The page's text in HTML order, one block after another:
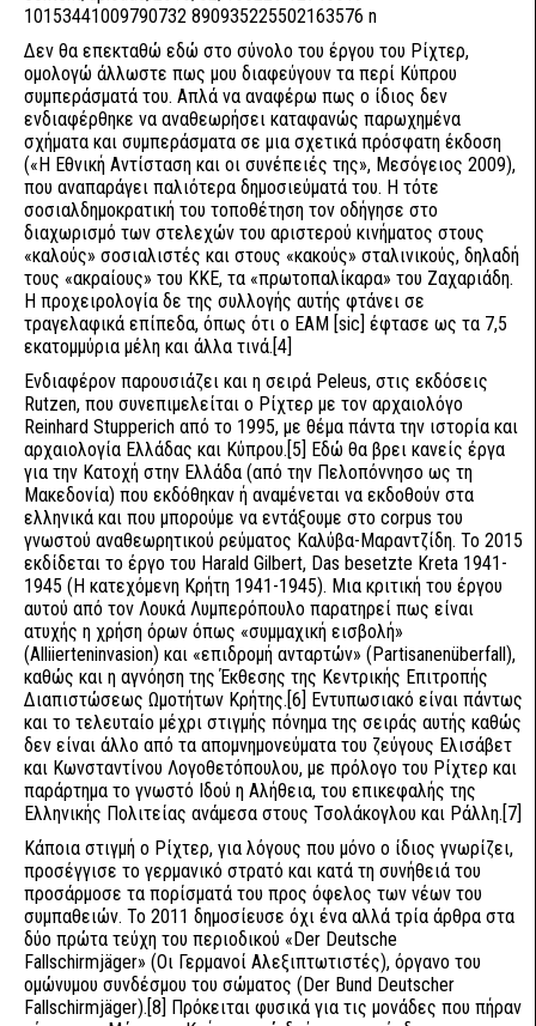
Δεν θα επεκταθώ εδώ στο σύνολο του έργου του Ρίχτερ,
ομολογώ άλλωστε πως μου διαφεύγουν τα περί Κύπρου
συμπεράσματά του. Απλά να αναφέρω πως ο ίδιος δεν
ενδιαφέρθηκε να αναθεωρήσει καταφανώς παρωχημένα
σχήματα και συμπεράσματα σε μια σχετικά πρόσφατη έκδοση
(«Η Εθνική Αντίσταση και οι συνέπειές της», Μεσόγειος 2009),
που αναπαράγει παλιότερα δημοσιεύματά του. Η τότε
σοσιαλδημοκρατική του τοποθέτηση τον οδήγησε στο
διαχωρισμό των στελεχών του αριστερού κινήματος στους
«καλούς» σοσιαλιστές και στους «κακούς» σταλινικούς, δηλαδή
τους «ακραίους» του ΚΚΕ, τα «πρωτοπαλίκαρα» του Ζαχαριάδη.
Η προχειρολογία δε της συλλογής αυτής φτάνει σε
τραγελαφικά επίπεδα, όπως ότι ο ΕΑΜ [sic] έφτασε ως τα 7,5
εκατομμύρια μέλη και άλλα τινά.[4]
Ενδιαφέρον παρουσιάζει και η σειρά Peleus, στις εκδόσεις
Rutzen, που συνεπιμελείται ο Ρίχτερ με τον αρχαιολόγο
Reinhard Stupperich από το 1995, με θέμα πάντα την ιστορία και
αρχαιολογία Ελλάδας και Κύπρου.[5] Εδώ θα βρει κανείς έργα
για την Κατοχή στην Ελλάδα (από την Πελοπόννησο ως τη
Μακεδονία) που εκδόθηκαν ή αναμένεται να εκδοθούν στα
ελληνικά και που μπορούμε να εντάξουμε στο corpus του
γνωστού αναθεωρητικού ρεύματος Καλύβα-Μαραντζίδη. Το 2015
εκδίδεται το έργο του Harald Gilbert, Das besetzte Kreta 1941-
1945 (Η κατεχόμενη Κρήτη 1941-1945). Μια κριτική του έργου
αυτού από τον Λουκά Λυμπερόπουλο παρατηρεί πως είναι
ατυχής η χρήση όρων όπως «συμμαχική εισβολή»
(Alliierteninvasion) και «επιδρομή ανταρτών» (Partisanenüberfall),
καθώς και η αγνόηση της Έκθεσης της Κεντρικής Επιτροπής
Διαπιστώσεως Ωμοτήτων Κρήτης.[6] Εντυπωσιακό είναι πάντως
και το τελευταίο μέχρι στιγμής πόνημα της σειράς αυτής καθώς
δεν είναι άλλο από τα απομνημονεύματα του ζεύγους Ελισάβετ
και Κωνσταντίνου Λογοθετόπουλου, με πρόλογο του Ρίχτερ και
παράρτημα το γνωστό Ιδού η Αλήθεια, του επικεφαλής της
Ελληνικής Πολιτείας ανάμεσα στους Τσολάκογλου και Ράλλη.[7]
Κάποια στιγμή ο Ρίχτερ, για λόγους που μόνο ο ίδιος γνωρίζει,
προσέγγισε το γερμανικό στρατό και κατά τη συνήθειά του
προσάρμοσε τα πορίσματά του προς όφελος των νέων του
συμπαθειών. Το 2011 δημοσίευσε όχι ένα αλλά τρία άρθρα στα
δύο πρώτα τεύχη του περιοδικού «Der Deutsche
Fallschirmjäger» (Οι Γερμανοί Αλεξιπτωτιστές), όργανο του
ομώνυμου συνδέσμου του σώματος (Der Bund Deutscher
Fallschirmjäger).[8] Πρόκειται φυσικά για τις μονάδες που πήραν